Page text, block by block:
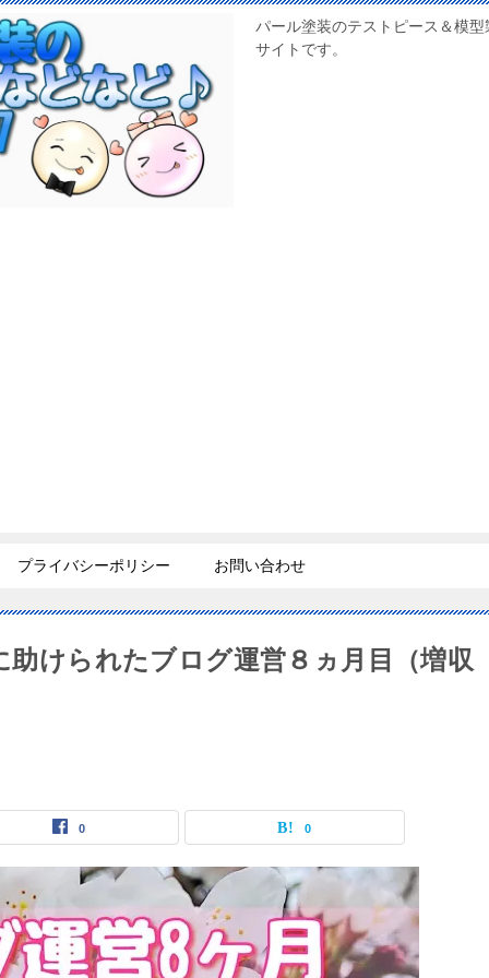
パール塗装のテストピース＆模
サイトです。
プライバシーポリシー お問い合わせ
けられたブログ運営８ヵ月目（増収
0 0